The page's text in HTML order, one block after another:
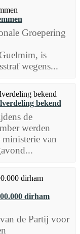
Groepering
is
wegens...
bekend
de
werden
van
dirham
de Partij voor